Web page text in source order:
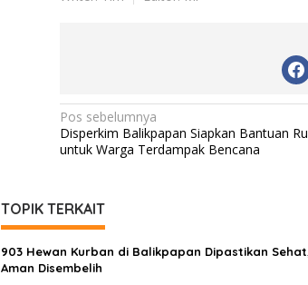
Navigasi
pos
Pos sebelumnya
Disperkim Balikpapan Siapkan Bantuan
untuk Warga Terdampak Bencana
TOPIK TERKAIT
903 Hewan Kurban di Balikpapan Dipastikan
Aman Disembelih